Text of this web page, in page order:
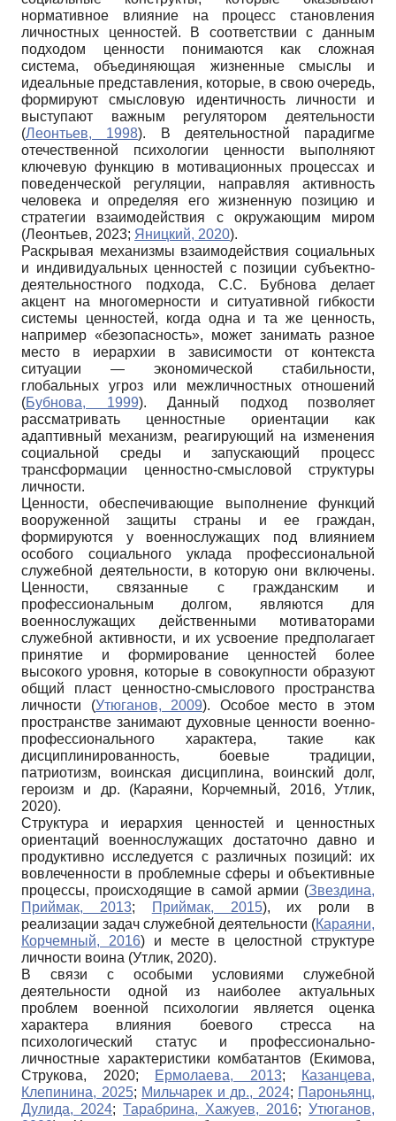
нормативное влияние на процесс становления
личностных ценностей. В соответствии с данным
подходом ценности понимаются как сложная
система, объединяющая жизненные смыслы и
идеальные представления, которые, в свою очередь,
формируют смысловую идентичность личности и
выступают важным регулятором деятельности
(Леонтьев, 1998). В деятельностной парадигме
отечественной психологии ценности выполняют
ключевую функцию в мотивационных процессах и
поведенческой регуляции, направляя активность
человека и определяя его жизненную позицию и
стратегии взаимодействия с окружающим миром
(Леонтьев, 2023; Яницкий, 2020).
Раскрывая механизмы взаимодействия социальных
и индивидуальных ценностей с позиции субъектно-
деятельностного подхода, С.С. Бубнова делает
акцент на многомерности и ситуативной гибкости
системы ценностей, когда одна и та же ценность,
например «безопасность», может занимать разное
место в иерархии в зависимости от контекста
ситуации — экономической стабильности,
глобальных угроз или межличностных отношений
(Бубнова, 1999). Данный подход позволяет
рассматривать ценностные ориентации как
адаптивный механизм, реагирующий на изменения
социальной среды и запускающий процесс
трансформации ценностно-смысловой структуры
личности.
Ценности, обеспечивающие выполнение функций
вооруженной защиты страны и ее граждан,
формируются у военнослужащих под влиянием
особого социального уклада профессиональной
служебной деятельности, в которую они включены.
Ценности, связанные с гражданским и
профессиональным долгом, являются для
военнослужащих действенными мотиваторами
служебной активности, и их усвоение предполагает
принятие и формирование ценностей более
высокого уровня, которые в совокупности образуют
общий пласт ценностно-смыслового пространства
личности (Утюганов, 2009). Особое место в этом
пространстве занимают духовные ценности военно-
профессионального характера, такие как
дисциплинированность, боевые традиции,
патриотизм, воинская дисциплина, воинский долг,
героизм и др. (Караяни, Корчемный, 2016, Утлик,
2020).
Структура и иерархия ценностей и ценностных
ориентаций военнослужащих достаточно давно и
продуктивно исследуется с различных позиций: их
вовлеченности в проблемные сферы и объективные
процессы, происходящие в самой армии (Звездина,
Приймак, 2013; Приймак, 2015), их роли в
реализации задач служебной деятельности (Караяни,
Корчемный, 2016) и месте в целостной структуре
личности воина (Утлик, 2020).
В связи с особыми условиями служебной
деятельности одной из наиболее актуальных
проблем военной психологии является оценка
характера влияния боевого стресса на
психологический статус и профессионально-
личностные характеристики комбатантов (Екимова,
Струкова, 2020;
Ермолаева, 2013;
Казанцева,
Клепинина, 2025; Мильчарек и др., 2024; Пароньянц,
Дулида, 2024; Тарабрина, Хажуев, 2016; Утюганов,